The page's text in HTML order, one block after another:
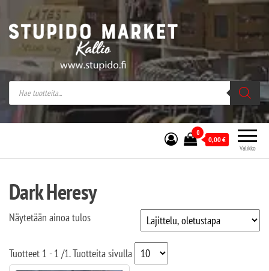
Stupido Market – verkossa ja kivijalassa
Stupido Market on vaihtoehtomusaan
erikoistunut verkko- sekä
kivijalkakauppa Helsingissä Kallion
sydämessä.
Valikko
0
0,00€
Dark Heresy
Näytetään ainoa tulos
Tuotteet 1 - 1 /1. Tuotteita sivulla